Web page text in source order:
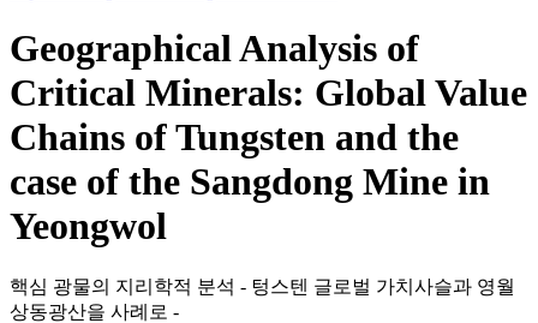
Geographical Analysis of
Critical Minerals: Global Value
Chains of Tungsten and the
case of the Sangdong Mine in
Yeongwol
핵심 광물의 지리학적 분석 - 텅스텐 글로벌 가치사슬과 영월
상동광산을 사례로 -